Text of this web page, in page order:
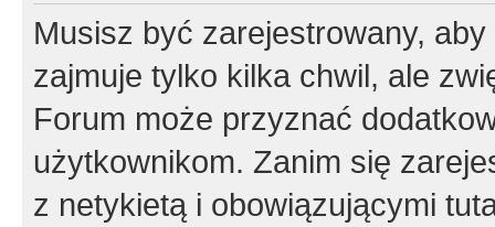
Musisz być zarejestrowany,
zajmuje tylko kilka chwil, ale
Forum może przyznać
użytkownikom. Zanim się
z netykietą i obowiązującymi